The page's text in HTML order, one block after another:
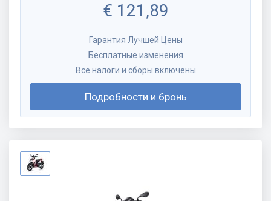
€ 121,89
Гарантия Лучшей Цены
Бесплатные изменения
Все налоги и сборы включены
Подробности и бронь